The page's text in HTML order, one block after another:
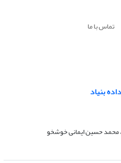
تماس با ما
بنیاد
حسین ایمانی خوشخو